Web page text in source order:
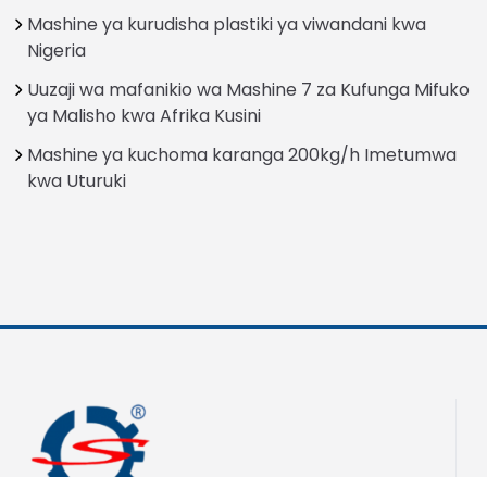
Mashine ya kurudisha plastiki ya viwandani kwa
Nigeria
Uuzaji wa mafanikio wa Mashine 7 za Kufunga Mifuko
ya Malisho kwa Afrika Kusini
Mashine ya kuchoma karanga 200kg/h Imetumwa
kwa Uturuki